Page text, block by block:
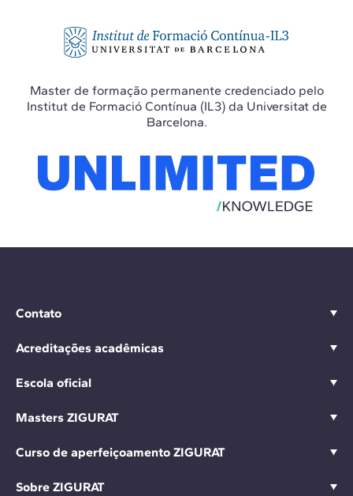
Master de formação permanente credenciado pelo
Institut de Formació Contínua (IL3) da Universitat de
Barcelona.
Contato
Acreditações acadêmicas
Escola oficial
Masters ZIGURAT
Curso de aperfeiçoamento ZIGURAT
Sobre ZIGURAT